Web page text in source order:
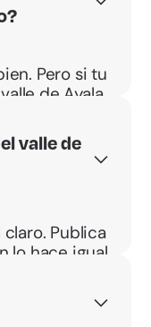
Pero si tu
de Ayala,
valle de
Publica
lo hace igual.